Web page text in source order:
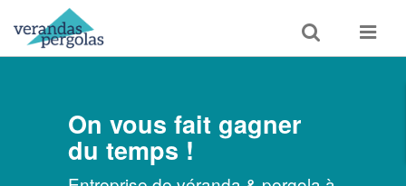
Toggle
search
Toggle
On vous fait gagner
du temps !